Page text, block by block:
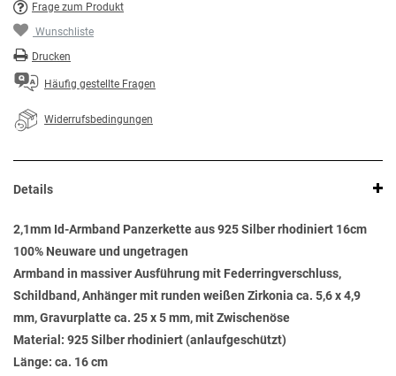
Frage zum Produkt
Wunschliste
Drucken
Häufig gestellte Fragen
Widerrufsbedingungen
Details
2,1mm Id-Armband Panzerkette aus 925 Silber rhodiniert 16cm
100% Neuware und ungetragen
Armband in massiver Ausführung mit Federringverschluss,
Schildband, Anhänger mit runden weißen Zirkonia ca. 5,6 x 4,9
mm, Gravurplatte ca. 25 x 5 mm, mit Zwischenöse
Material: 925 Silber rhodiniert (anlaufgeschützt)
Länge: ca. 16 cm